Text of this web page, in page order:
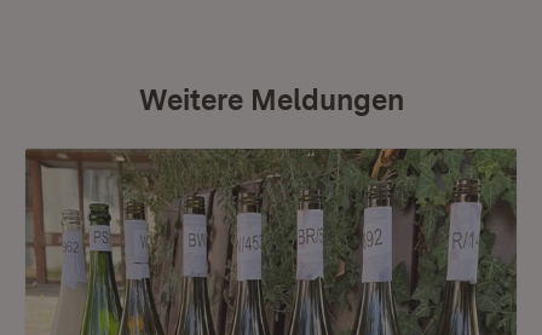
Weitere Meldungen